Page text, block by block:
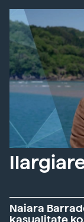
Naiara
kasualitate